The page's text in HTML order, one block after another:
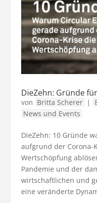
DieZehn: Gründe
von Britta Scherer |
News und Events
DieZehn: 10 Gründe
aufgrund der Corona-
Wertschöpfung
Pandemie und der
wirtschaftlichen und
eine veränderte